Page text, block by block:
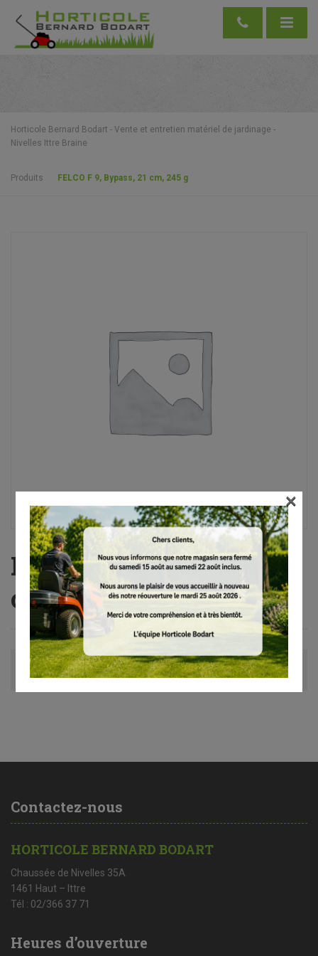
Horticole Bernard Bodart - Vente et entretien matériel de jardinage -
Nivelles Ittre Braine
Produits FELCO F 9, Bypass, 21 cm, 245 g
FELCO F 9, Bypass, 21
cm, 245 g
Avis (0)
Contactez-nous
HORTICOLE BERNARD BODART
Chaussée de Nivelles 35A
1461 Haut – Ittre
Tél : 02/366 37 71
Heures d’ouverture
×